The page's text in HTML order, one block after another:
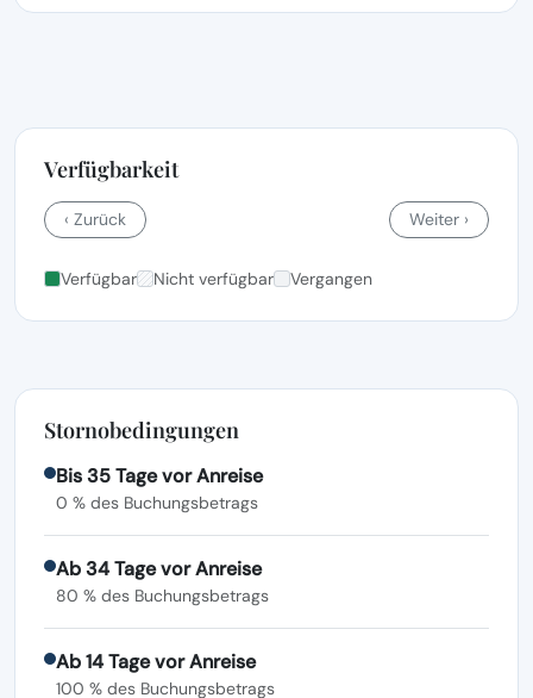
Verfügbarkeit
‹ Zurück Weiter ›
Verfügbar Nicht verfügbar Vergangen
Stornobedingungen
Bis 35 Tage vor Anreise
0 % des Buchungsbetrags
Ab 34 Tage vor Anreise
80 % des Buchungsbetrags
Ab 14 Tage vor Anreise
100 % des Buchungsbetrags